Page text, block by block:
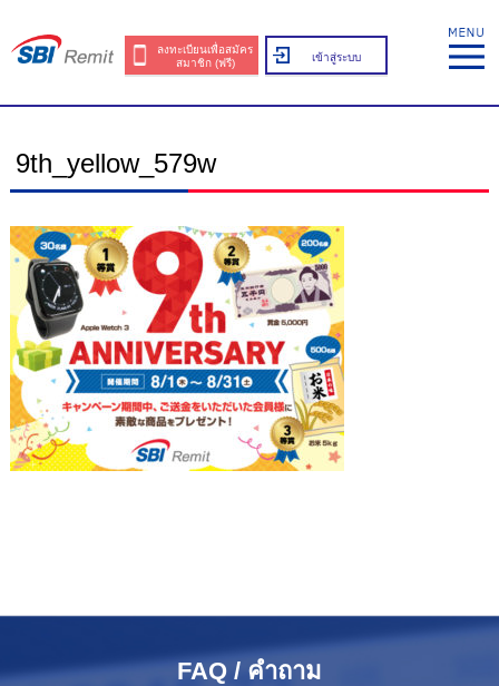
ลงทะเบียนเพื่อสมัคร
สมาชิก (ฟรี)
เข้าสู่ระบบ
9th_yellow_579w
FAQ / คำถาม